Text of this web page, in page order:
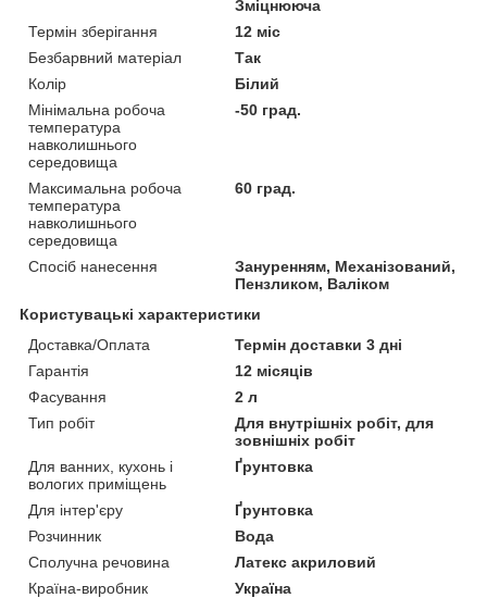
Зміцнююча
Термін зберігання
12 міс
Безбарвний матеріал
Так
Колір
Білий
Мінімальна робоча
температура
навколишнього
середовища
-50 град.
Максимальна робоча
температура
навколишнього
середовища
60 град.
Спосіб нанесення
Зануренням, Механізований,
Пензликом, Валіком
Користувацькі характеристики
Доставка/Оплата
Термін доставки 3 дні
Гарантія
12 місяців
Фасування
2 л
Тип робіт
Для внутрішніх робіт, для
зовнішніх робіт
Для ванних, кухонь і
вологих приміщень
Ґрунтовка
Для інтер'єру
Ґрунтовка
Розчинник
Вода
Сполучна речовина
Латекс акриловий
Країна-виробник
Україна